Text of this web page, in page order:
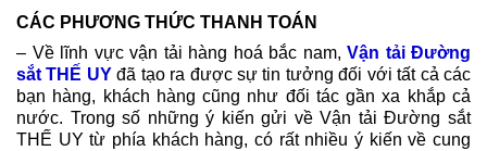
CÁC PHƯƠNG THỨC THANH TOÁN
– Về lĩnh vực vận tải hàng hoá bắc nam, Vận tải Đường
sắt THẾ UYđã tạo ra được sự tin tưởng đối với tất cả các
bạn hàng, khách hàng cũng như đối tác gần xa khắp cả
nước. Trong số những ý kiến gửi về Vận tải Đường sắt
THẾ UY từ phía khách hàng, có rất nhiều ý kiến về cung